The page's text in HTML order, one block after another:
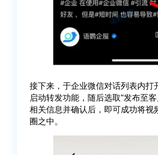
接下来，于企业微信对话列表内打
启动转发功能，随后选取”发布至
相关信息并确认后，即可成功将视
圈之中。